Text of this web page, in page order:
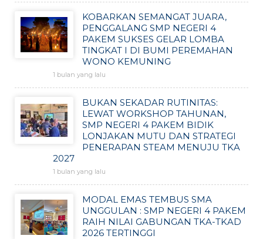
KOBARKAN SEMANGAT JUARA,
PENGGALANG SMP NEGERI 4
PAKEM SUKSES GELAR LOMBA
TINGKAT I DI BUMI PEREMAHAN
WONO KEMUNING
1 bulan yang lalu
BUKAN SEKADAR RUTINITAS:
LEWAT WORKSHOP TAHUNAN,
SMP NEGERI 4 PAKEM BIDIK
LONJAKAN MUTU DAN STRATEGI
PENERAPAN STEAM MENUJU TKA
2027
1 bulan yang lalu
MODAL EMAS TEMBUS SMA
UNGGULAN : SMP NEGERI 4 PAKEM
RAIH NILAI GABUNGAN TKA-TKAD
2026 TERTINGGI